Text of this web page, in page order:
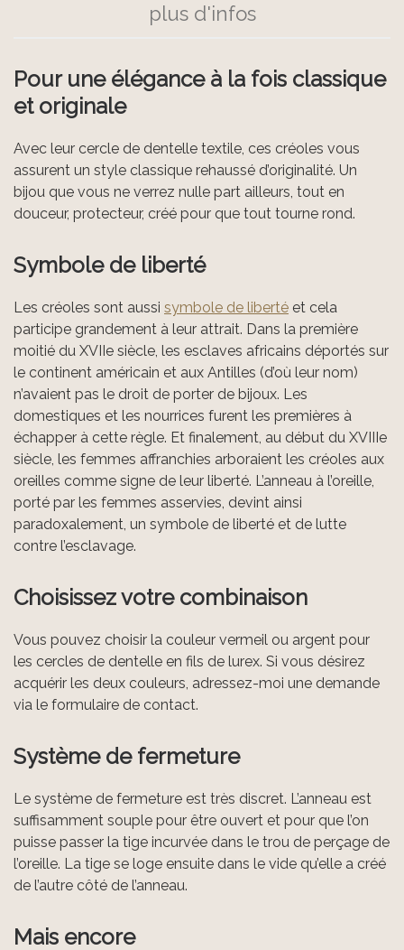
plus d'infos
Pour une élégance à la fois classique
et originale
Avec leur cercle de dentelle textile, ces créoles vous
assurent un style classique rehaussé d’originalité. Un
bijou que vous ne verrez nulle part ailleurs, tout en
douceur, protecteur, créé pour que tout tourne rond.
Symbole de liberté
Les créoles sont aussi symbole de liberté et cela
participe grandement à leur attrait. Dans la première
moitié du XVIIe siècle, les esclaves africains déportés sur
le continent américain et aux Antilles (d’où leur nom)
n’avaient pas le droit de porter de bijoux. Les
domestiques et les nourrices furent les premières à
échapper à cette règle. Et finalement, au début du XVIIIe
siècle, les femmes affranchies arboraient les créoles aux
oreilles comme signe de leur liberté. L’anneau à l’oreille,
porté par les femmes asservies, devint ainsi
paradoxalement, un symbole de liberté et de lutte
contre l’esclavage.
Choisissez votre combinaison
Vous pouvez choisir la couleur vermeil ou argent pour
les cercles de dentelle en fils de lurex. Si vous désirez
acquérir les deux couleurs, adressez-moi une demande
via le formulaire de contact.
Système de fermeture
Le système de fermeture est très discret. L’anneau est
suffisamment souple pour être ouvert et pour que l’on
puisse passer la tige incurvée dans le trou de perçage de
l’oreille. La tige se loge ensuite dans le vide qu’elle a créé
de l’autre côté de l’anneau.
Mais encore